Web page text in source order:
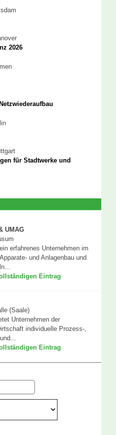
2026
für Stadtwerke und
UMAG
erfahrenes Unternehmen im
und Anlagenbau und
Eintrag
(Saale)
Unternehmen der
individuelle Prozess-,
Eintrag